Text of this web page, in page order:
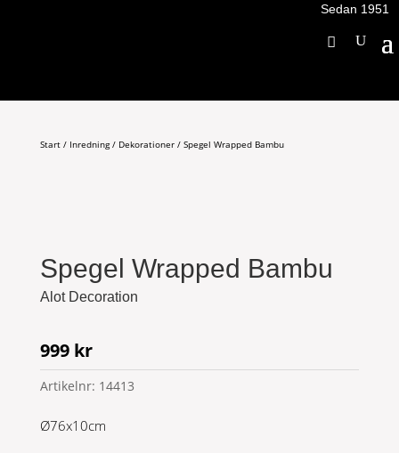
Sedan 1951
Start/ Inredning/ Dekorationer/ Spegel Wrapped Bambu
Spegel Wrapped Bambu
Alot Decoration
999 kr
Artikelnr: 14413
Ø76x10cm